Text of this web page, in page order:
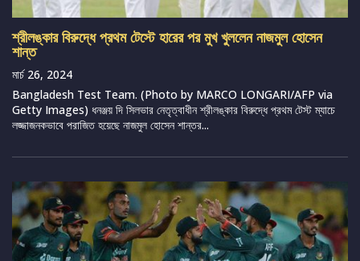
শ্রীলঙ্কার বিরুদ্ধে প্রথম টেস্টে হারের পর মুখ খুললেন নাজমুল হোসেন
শান্ত
মার্চ 26, 2024
Bangladesh Test Team. (Photo by MARCO LONGARI/AFP via
Getty Images) ধনঞ্জয় দি সিলভার নেতৃত্বাধীন শ্রীলঙ্কার বিরুদ্ধে প্রথম টেস্ট ম্যাচে
লজ্জাজনকভাবে পরাজিত হয়েছে নাজমুল হোসেন শান্তর...